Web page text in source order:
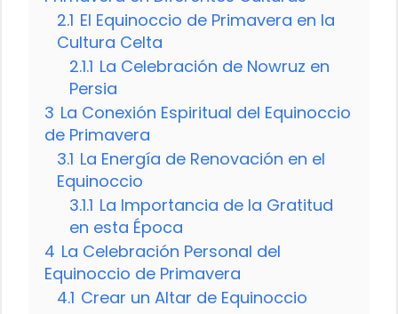
2.1 El Equinoccio de Primavera en la
Cultura Celta
2.1.1 La Celebración de Nowruz en
Persia
3 La Conexión Espiritual del Equinoccio
de Primavera
3.1 La Energía de Renovación en el
Equinoccio
3.1.1 La Importancia de la Gratitud
en esta Época
4 La Celebración Personal del
Equinoccio de Primavera
4.1 Crear un Altar de Equinoccio